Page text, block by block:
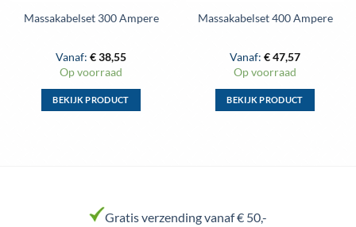
productpagina
Massakabelset 300 Ampere
Vanaf: €38,55
Op voorraad
BEKIJK PRODUCT
Massakabelset 400 Ampere
Vanaf: €47,57
Op voorraad
BEKIJK PRODUCT
Gratis verzending vanaf € 50,-